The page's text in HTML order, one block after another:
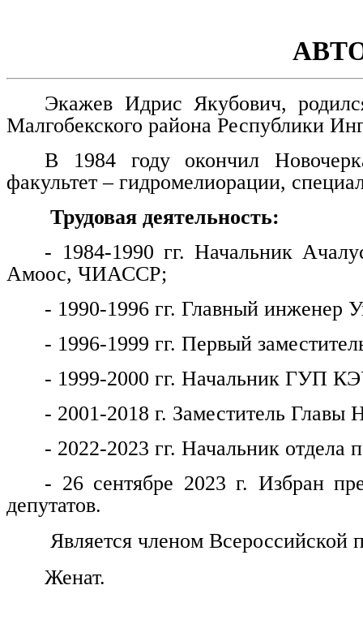
Экажев Идрис Якубович,
Малгобекского района Республики
В 1984 году окончил
факультет – гидромелиорации,
Трудовая деятельность:
- 1984-1990 гг. Начальник
Амоос, ЧИАССР;
- 1990-1996 гг. Главный
- 1996-1999 гг. Первый
- 1999-2000 гг. Начальник ГУП
- 2001-2018 г. Заместитель Главы
- 2022-2023 гг. Начальник
- 26 сентябре 2023 г. Избран
депутатов.
Является членом Всероссийской
Женат.